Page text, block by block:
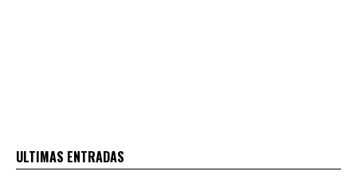
ULTIMAS ENTRADAS